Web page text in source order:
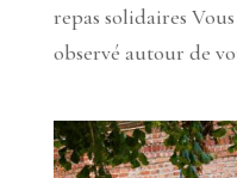
repas solidaires
observé autour de